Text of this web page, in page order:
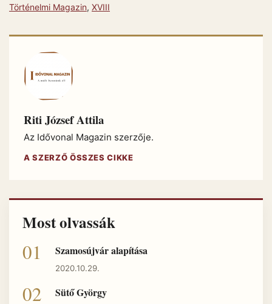
Történelmi Magazin, XVIII
Riti József Attila
Az Idővonal Magazin szerzője.
A SZERZŐ ÖSSZES CIKKE
Most olvassák
Szamosújvár alapítása
2020.10.29.
Sütő György